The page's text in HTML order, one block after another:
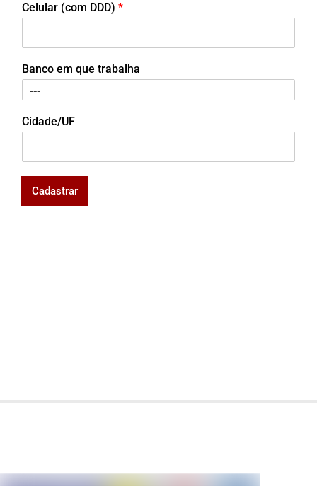
Celular (com DDD) *
Banco em que trabalha
Cidade/UF
Cadastrar